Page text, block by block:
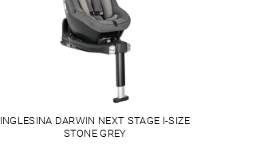
INGLESINA DARWIN NEXT STAGE I-SIZE
STONE GREY